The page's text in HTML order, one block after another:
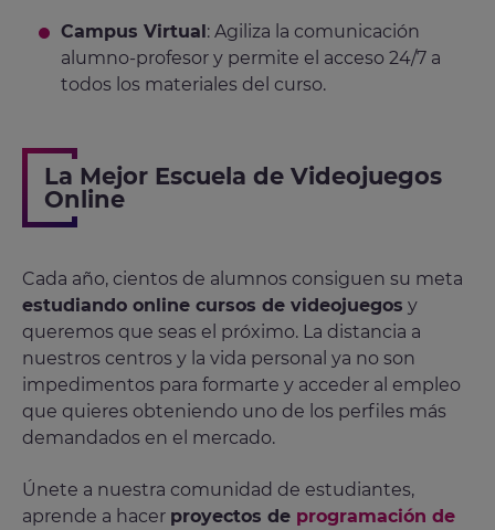
Campus Virtual: Agiliza la comunicación
alumno-profesor y permite el acceso 24/7 a
todos los materiales del curso.
La Mejor Escuela de Videojuegos
Online
Cada año, cientos de alumnos consiguen su meta
estudiando online cursos de videojuegos y
queremos que seas el próximo. La distancia a
nuestros centros y la vida personal ya no son
impedimentos para formarte y acceder al empleo
que quieres obteniendo uno de los perfiles más
demandados en el mercado.
Únete a nuestra comunidad de estudiantes,
aprende a hacer proyectos de programación de